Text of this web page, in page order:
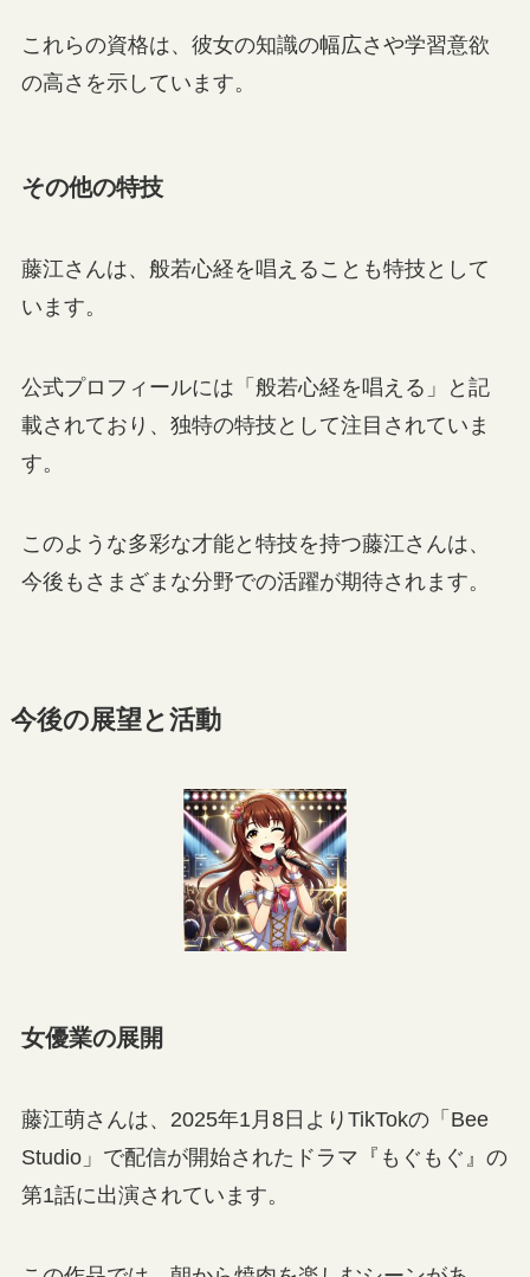
これらの資格は、彼女の知識の幅広さや学習意欲
の高さを示しています。
その他の特技
藤江さんは、般若心経を唱えることも特技として
います。
公式プロフィールには「般若心経を唱える」と記
載されており、独特の特技として注目されていま
す。
このような多彩な才能と特技を持つ藤江さんは、
今後もさまざまな分野での活躍が期待されます。
今後の展望と活動
女優業の展開
藤江萌さんは、2025年1月8日よりTikTokの「Bee
Studio」で配信が開始されたドラマ『もぐもぐ』の
第1話に出演されています。